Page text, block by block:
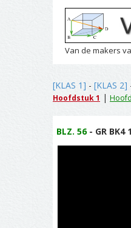
Van de makers
[KLAS 1] - [KLAS 2]
Hoofdstuk 1 |
BLZ. 56- GR BK4